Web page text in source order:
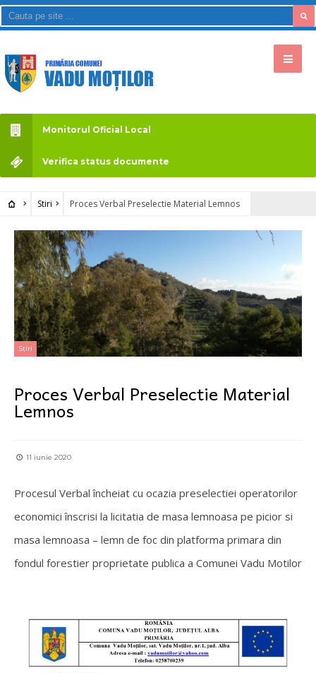
Monitorul Oficial Local
Verifica status documente
Stiri Proces Verbal Preselectie Material Lemnos
Stiri
Proces Verbal Preselectie Material
Lemnos
11 iunie 2020
Procesul Verbal încheiat cu ocazia preselectiei operatorilor
economici înscrisi la licitatia de masa lemnoasa pe picior si
masa lemnoasa – lemn de foc din platforma primara din
fondul forestier proprietate publica a Comunei Vadu Motilor